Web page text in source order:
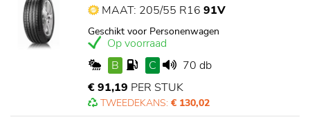
MAAT: 205/55 R16 91V
Geschikt voor Personenwagen
Op voorraad
B
C
70 db
€ 91,19 PER STUK
TWEEDEKANS: € 130,02